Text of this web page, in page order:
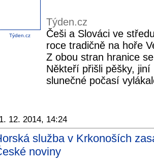
Týden.cz
Týden.cz
Češi a Slováci ve
roce tradičně na hoře
Z obou stran hranice
Někteří přišli pěšky,
slunečné počasí
12. 2014, 14:24
služba v Krkonoších
noviny